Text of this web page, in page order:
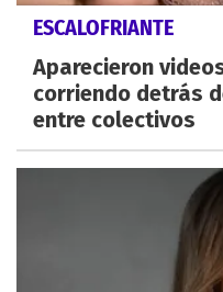
ESCALOFRIANTE
Aparecieron
corriendo detrás
entre colectivos